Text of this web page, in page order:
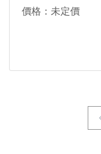
價格：未定價